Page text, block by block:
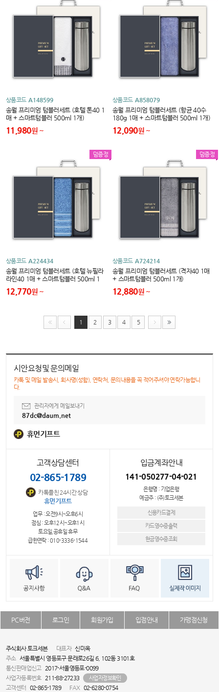
상품코드 A148599
송월 프리미엄 텀블러세트 (호텔 톤40 1
매 + 스마트텀블러 500ml 1개)
11,980원
상품코드 A858079
송월 프리미엄 텀블러세트 (항균 40수
180g 1매 + 스마트텀블러 500ml 1개)
12,090원
덤증정
상품코드 A224434
송월 프리미엄 텀블러세트 (호텔 뉴필라
라인40 1매 + 스마트텀블러 500ml 1
개)
12,770원
덤증정
상품코드 A724214
송월 프리미엄 텀블러세트 (격자40 1매
+ 스마트텀블러 500ml 1개)
12,880원
1 2 3 4 5
시안요청및 문의메일
카톡 및 메일 발송시, 회사명(성함), 연락처, 문의내용을 꼭 적어주셔야 연락가능합니
다.
관리자에게 메일보내기
87dc@daum.net
휴먼기프트
고객상담센터
02-865-1789
카톡플친 24시간 상담
휴먼기프트
업무 : 오전9시~오후6시
점심 : 오후12시~오후1시
토요일,공휴일 휴무
급한연락 : 010-3336-1544
입금계좌안내
141-050277-04-021
은행명 : 기업은행
예금주 : (주)토크세븐
신용카드결제
카드영수증출력
현금영수증조회
PC버전 로그인 회원가입 입점안내 가맹점신청
주식회사 토크세븐 대표자 신미옥
주소 서울특별시 영등포구 문래로26길 6, 102동 3101호
통신판매업신고 2017-서울영등포-0099
사업자등록번호 211-88-27233 사업자정보확인
고객센터 02-865-1789 FAX 02-6280-0754